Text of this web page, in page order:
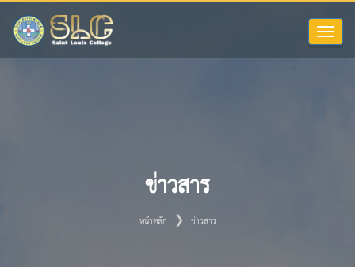
Toggle
ข่าวสาร
หน้าหลัก ข่าวสาร